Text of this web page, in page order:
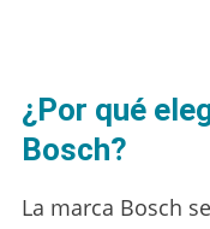
¿Por qué
Bosch?
La marca Bosch